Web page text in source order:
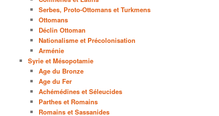
Serbes, Proto-Ottomans et Turkmens
Ottomans
Déclin Ottoman
Nationalisme et Précolonisation
Arménie
Syrie et Mésopotamie
Age du Bronze
Age du Fer
Achémédines et Séleucides
Parthes et Romains
Romains et Sassanides